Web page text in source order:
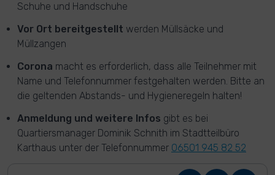
Schuhe und Handschuhe
Vor Ort bereitgestellt werden Müllsäcke und
Müllzangen
Corona macht es erforderlich, dass alle Teilnehmer mit
Name und Telefonnummer festgehalten werden. Bitte an
die geltenden Abstands- und Hygieneregeln halten!
Anmeldung und weitere Infos gibt es bei
Quartiersmanager Dominik Schnith im Stadtteilbüro
Karthaus unter der Telefonnummer 06501 945 82 52